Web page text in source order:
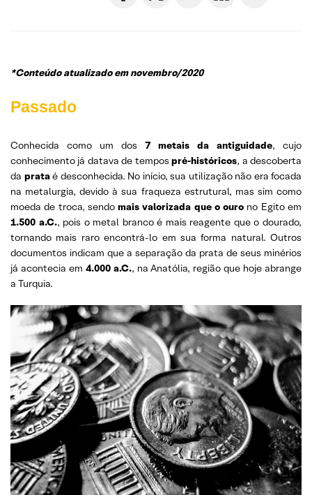
*Conteúdo atualizado em novembro/2020
Passado
Conhecida como um dos 7 metais da antiguidade, cujo
conhecimento já datava de tempospré-históricos, a descoberta
da prataé desconhecida. No início, sua utilização não era focada
na metalurgia, devido à sua fraqueza estrutural, mas sim como
moeda de troca, sendomais valorizada que o ouro no Egito em
1.500 a.C., pois o metal branco é mais reagente que o dourado,
tornando mais raro encontrá-lo em sua forma natural. Outros
documentos indicam que a separação da prata de seus minérios
já acontecia em 4.000 a.C., na Anatólia, região que hoje abrange
a Turquia.